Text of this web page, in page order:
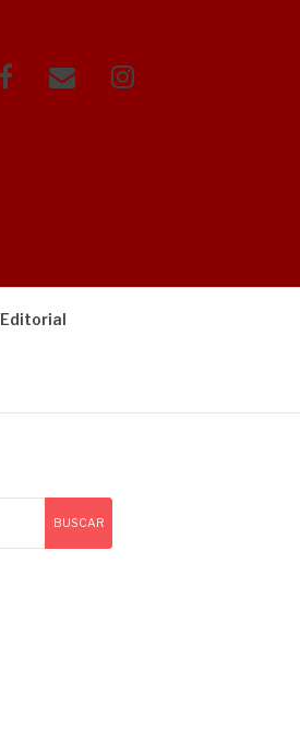
FacebookCorreo Instagram
Editorial
BUSCAR